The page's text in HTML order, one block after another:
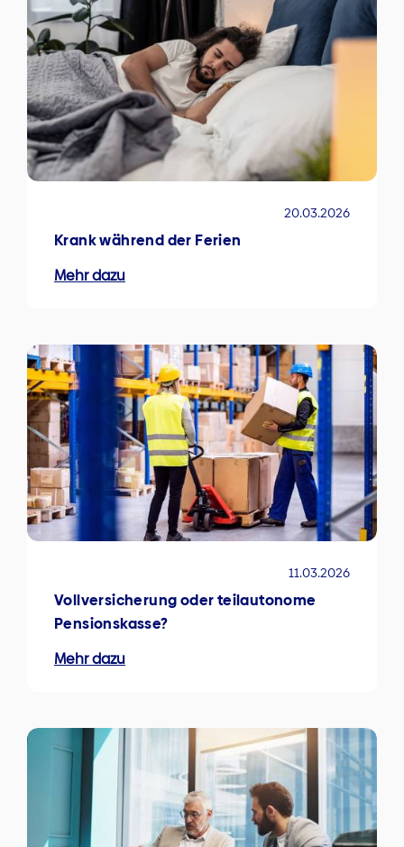
20.03.2026
Krank während der Ferien
Mehr dazu
11.03.2026
Vollversicherung oder teilautonome
Pensionskasse?
Mehr dazu